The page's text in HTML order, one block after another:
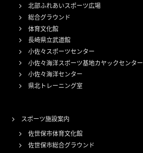
北部ふれあいスポーツ広場
総合グラウンド
体育文化館
長崎県立武道館
小佐々スポーツセンター
小佐々海洋スポーツ基地カヤックセンター
小佐々海洋センター
県北トレーニング室
スポーツ施設案内
佐世保市体育文化館
佐世保市総合グラウンド